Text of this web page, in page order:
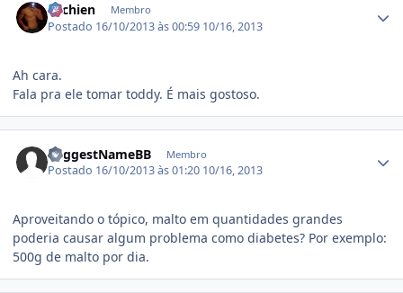
ritchien Membro
Postado 16/10/2013 às 00:59 10/16, 2013
Ah cara.
Fala pra ele tomar toddy. É mais gostoso.
SuggestNameBB Membro
Postado 16/10/2013 às 01:20 10/16, 2013
Aproveitando o tópico, malto em quantidades grandes
poderia causar algum problema como diabetes? Por exemplo:
500g de malto por dia.